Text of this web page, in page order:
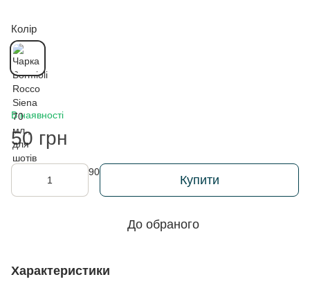
Колір
В наявності
50 грн
Купити
До обраного
Характеристики